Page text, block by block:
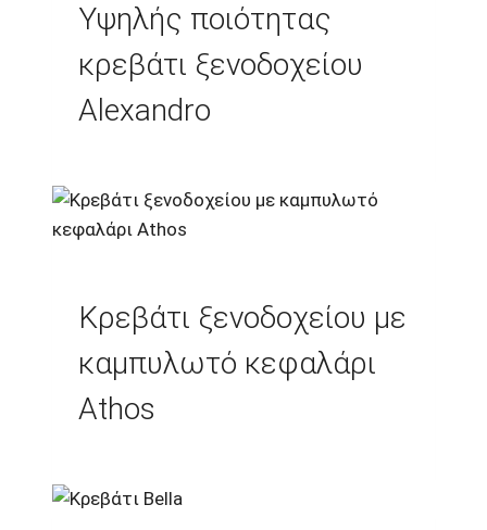
Υψηλής ποιότητας
κρεβάτι ξενοδοχείου
Alexandro
Κρεβάτι ξενοδοχείου με
καμπυλωτό κεφαλάρι
Athos